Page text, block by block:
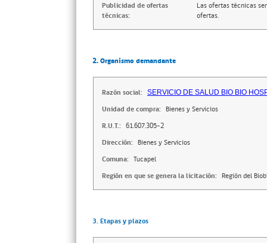
Publicidad de ofertas
técnicas:
Las ofertas técnicas
ofertas.
2. Organismo demandante
Razón social: SERVICIO DE SALUD BIO BIO
Unidad de compra: Bienes y Servicios
R.U.T.: 61.607.305-2
Dirección: Bienes y Servicios
Comuna: Tucapel
Región en que se genera la licitación: Región del
3. Etapas y plazos